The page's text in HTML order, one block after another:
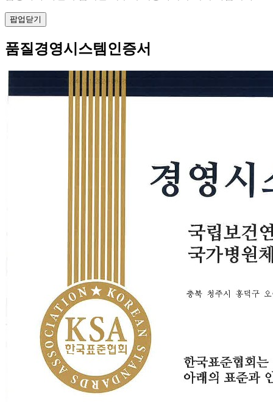
팝업닫기
품질경영시스템인증서